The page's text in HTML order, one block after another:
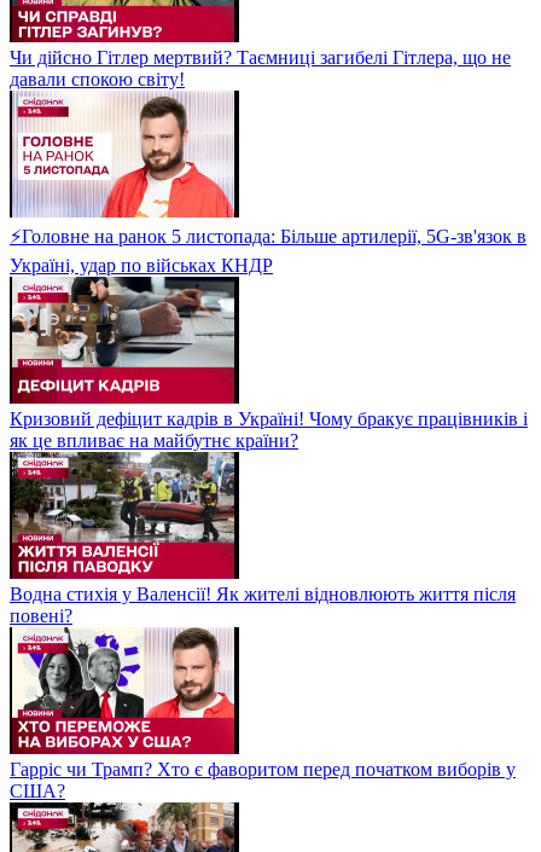
Чи дійсно Гітлер мертвий? Таємниці загибелі Гітлера, що не
давали спокою світу!
⚡Головне на ранок 5 листопада: Більше артилерії, 5G-зв'язок в
Україні, удар по військах КНДР
Кризовий дефіцит кадрів в Україні! Чому бракує працівників і
як це впливає на майбутнє країни?
Водна стихія у Валенсії! Як жителі відновлюють життя після
повені?
Гарріс чи Трамп? Хто є фаворитом перед початком виборів у
США?